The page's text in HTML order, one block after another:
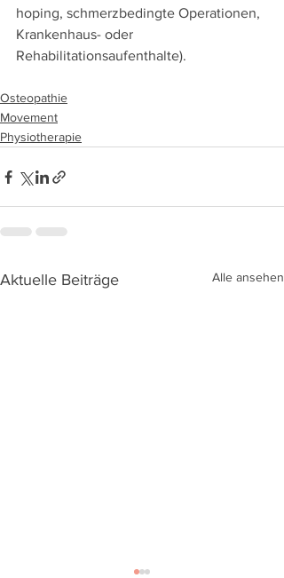
hoping, schmerzbedingte Operationen,
Krankenhaus- oder
Rehabilitationsaufenthalte).
Osteopathie
Movement
Physiotherapie
Aktuelle Beiträge Alle ansehen